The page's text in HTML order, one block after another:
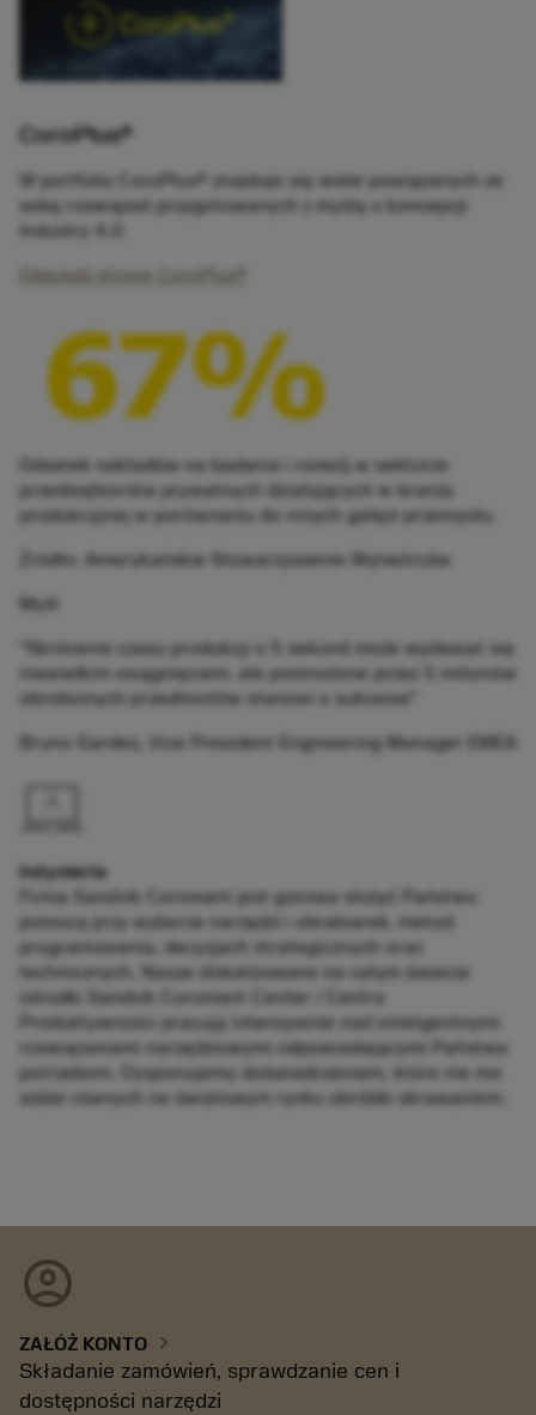
CoroPlus®
W portfolio CoroPlus® znajduje się wiele powiązanych ze
sobą rozwiązań przygotowanych z myślą o koncepcji
Industry 4.0.
Odwiedź stronę CoroPlus®
Odsetek nakładów na badania i rozwój w sektorze
przedsiębiorstw prywatnych działających w branży
produkcyjnej w porównaniu do innych gałęzi przemysłu.
Źródło: Amerykańskie Stowarzyszenie Wytwórców
Myśl
“Skrócenie czasu produkcji o 5 sekund może wydawać się
niewielkim osiągnięciem, ale pomnożone przez 5 milionów
obrobionych przedmiotów stanowi o sukcesie”
Bruno Gardes, Vice President Engineering Manager EMEA
Inżynieria
Firma Sandvik Coromant jest gotowa służyć Państwu
pomocą przy wyborze narzędzi i obrabiarek, metod
programowania, decyzjach strategicznych oraz
technicznych. Nasze zlokalizowane na całym świecie
ośrodki Sandvik Coromant Center i Centra
Produktywności pracują intensywnie nad inteligentnymi
rozwiązaniami narzędziowymi odpowiadającymi Państwa
potrzebom. Dysponujemy doświadczeniem, które nie ma
sobie równych na światowym rynku obróbki skrawaniem.
account_circle
ZAŁÓŻ KONTO chevron_right
Składanie zamówień, sprawdzanie cen i
dostępności narzędzi